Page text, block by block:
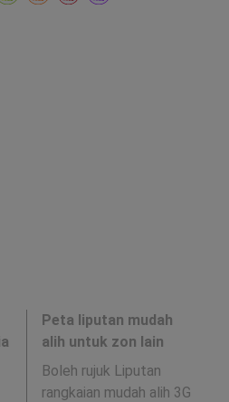
Peta liputan mudah
alih untuk zon lain
Boleh rujuk Liputan
rangkaian mudah alih 3G